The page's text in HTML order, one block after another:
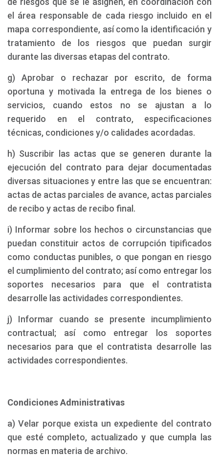
el área responsable de cada riesgo incluido en el
mapa correspondiente, así como la identificación y
tratamiento de los riesgos que puedan surgir
durante las diversas etapas del contrato.
g) Aprobar o rechazar por escrito, de forma
oportuna y motivada la entrega de los bienes o
servicios, cuando estos no se ajustan a lo
requerido en el contrato, especificaciones
técnicas, condiciones y/o calidades acordadas.
h) Suscribir las actas que se generen durante la
ejecución del contrato para dejar documentadas
diversas situaciones y entre las que se encuentran:
actas de actas parciales de avance, actas parciales
de recibo y actas de recibo final.
i) Informar sobre los hechos o circunstancias que
puedan constituir actos de corrupción tipificados
como conductas punibles, o que pongan en riesgo
el cumplimiento del contrato; así como entregar los
soportes necesarios para que el contratista
desarrolle las actividades correspondientes.
j) Informar cuando se presente incumplimiento
contractual; así como entregar los soportes
necesarios para que el contratista desarrolle las
actividades correspondientes.
Condiciones Administrativas
a) Velar porque exista un expediente del contrato
que esté completo, actualizado y que cumpla las
normas en materia de archivo.